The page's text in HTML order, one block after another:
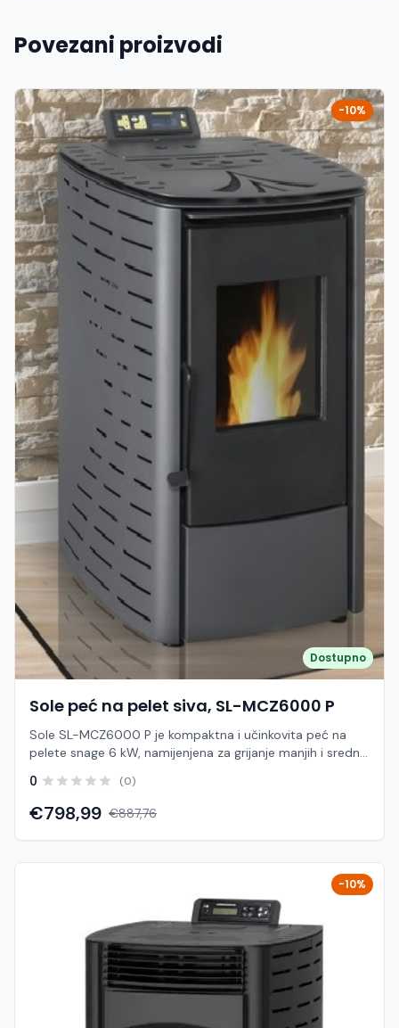
Povezani proizvodi
-10%
Dostupno
Sole peć na pelet siva, SL-MCZ6000 P
Sole SL-MCZ6000 P je kompaktna i učinkovita peć na
pelete snage 6 kW, namijenjena za grijanje manjih i srednje
prostora. Zahvaljujući modernom dizajnu i jednostavnom
upravljanju, predstavlja ekonomično i pouzdano rješenje
za svakodnevno grijanje. Peć koristi automatski sustav
doziranja peleta i elektroničko upravljanje, čime osigurava
stabilnu temperaturu i jednostavno korištenje. Sustav
prostora, dok visoka učinkovitost i niska potrošnja peleta
približno 0,55 do 1,5 kg/h svrstava ovaj model među
ekonomične i štedljive uređaje, uz minimalno održavanje.
Karakteristike: Model: SL-MCZ6000 P Brand: Sole Tip: Peć
na pelete (toplozračna) Snaga: 6 kW Površina grijanja:
cca 40 – 60 m² Kapacitet spremnika: 10 – 11 kg Potrošnja
peleta: cca 0,55 – 1,5 kg/h Učinkovitost: do cca 90%
0 (0)
€798,99 €887,76
-10%